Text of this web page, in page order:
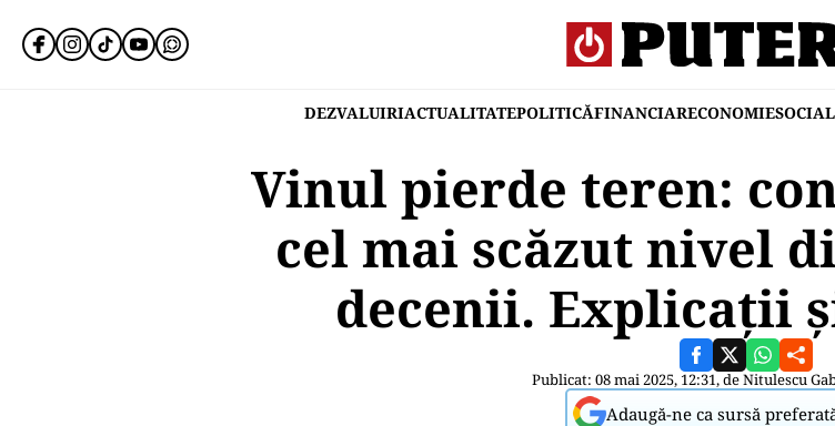
DEZVALUIRIACTUALITATEPOLITICĂFINANCIARECONOMIESOCIAL
Vinul pierde teren:
cel mai scăzut nivel
decenii. Explicații
Publicat: 08 mai 2025, 12:31, deNitulescu
Adaugă-ne ca sursă